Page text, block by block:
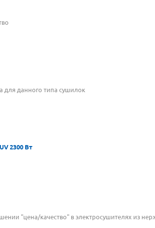
для данного типа сушилок
2300 Вт
"цена/качество" в электросушителях из